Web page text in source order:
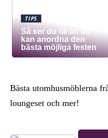
TIPS
Så ser du till att du
kan anordna den
bästa möjliga festen
Bästa utomhusmöblerna
loungeset och mer!